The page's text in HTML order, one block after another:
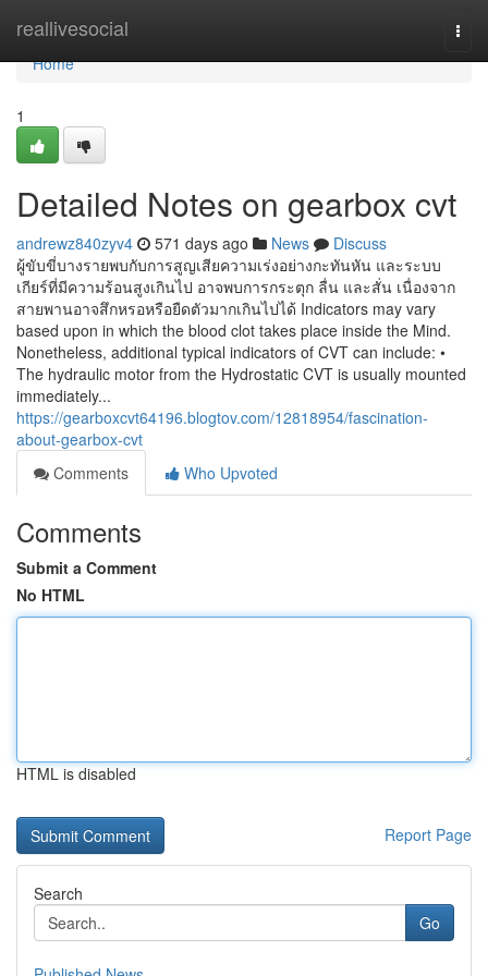
reallivesocial
Home
Home
1
Detailed Notes on gearbox cvt
andrewz840zyv4 571 days ago News
Discuss
ผู้ขับขี่บางรายพบกับการสูญเสียความเร่งอย่างกะทันหัน และระบบ
เกียร์ที่มีความร้อนสูงเกินไป อาจพบการกระตุก ลื่น และสั่น เนื่องจาก
สายพานอาจสึกหรอหรือยืดตัวมากเกินไปได้ Indicators may vary
based upon in which the blood clot takes place inside the Mind.
Nonetheless, additional typical indicators of CVT can include: •
The hydraulic motor from the Hydrostatic CVT is usually mounted
immediately...
https://gearboxcvt64196.blogtov.com/12818954/fascination-
about-gearbox-cvt
Comments
Who Upvoted
Comments
Submit a Comment
No HTML
HTML is disabled
Report Page
Search
Go